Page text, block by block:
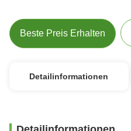
Beste Preis Erhalten
Detailinformationen